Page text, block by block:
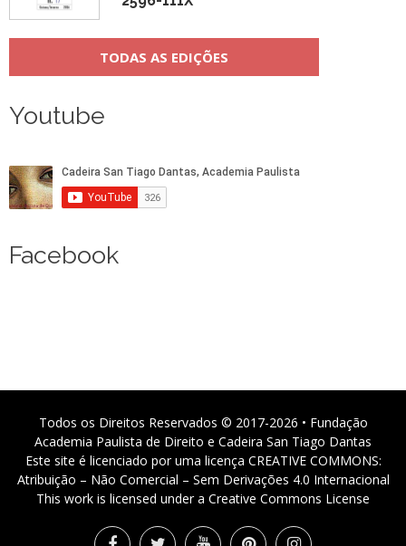
TODAS AS EDIÇÕES
Youtube
Facebook
Todos os Direitos Reservados © 2017-2026 • Fundação
Academia Paulista de Direito e Cadeira San Tiago Dantas
Este site é licenciado por uma licença CREATIVE COMMONS:
Atribuição – Não Comercial – Sem Derivações 4.0 Internacional
This work is licensed under a Creative Commons License